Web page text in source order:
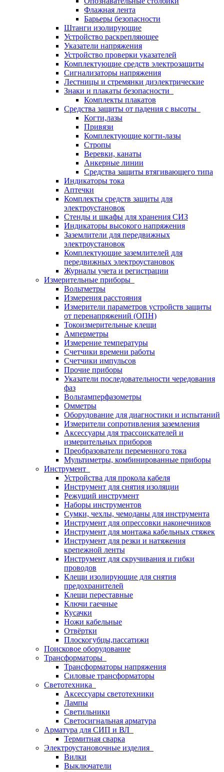
Флажная лента
Барьеры безопасности
Штанги изолирующие
Устройство раскрепляющее
Указатели напряжения
Устройство проверки указателей
Комплектующие средств электрозащиты
Сигнализаторы напряжения
Лестницы и стремянки диэлектрические
Знаки и плакаты безопасности
Комплекты плакатов
Средства защиты от падения с высоты
Когти,лазы
Привязи
Комплектующие когти-лазы
Стропы
Веревки, канаты
Анкерные линии
Средства защиты втягивающего типа
Индикаторы тока
Аптечки
Комплекты средств защиты для
электроустановок
Стенды и шкафы для хранения СИЗ
Индикаторы высокого напряжения
Заземлители для передвижных
электроустановок
Комплектующие заземлителей для
передвижных электроустановок
Журналы учета и регистрации
Измерительные приборы
Вольтметры
Измерения расстояния
Измерители параметров устройств защиты
от перенапряжений (ОПН)
Токоизмерительные клещи
Амперметры
Измерение температуры
Счетчики времени работы
Счетчики импульсов
Прочие приборы
Указатели последовательности чередования
фаз
Вольтамперфазометры
Омметры
Оборудование для диагностики и испытаний
Измерители сопротивления заземления
Аксессуары для трассоискателей и
измерительных приборов
Преобразователи переменного тока
Мультиметры, комбинированные приборы
Инструмент
Устройства для прокола кабеля
Инструмент для снятия изоляции
Режущий инструмент
Наборы инструментов
Сумки, чехлы, чемоданы для инструмента
Инструмент для опрессовки наконечников
Инструмент для монтажа кабельных стяжек
Инструмент для резки и натяжения
крепежной ленты
Инструмент для скручивания и гибки
проводов
Клещи изолирующие для снятия
предохранителей
Клещи переставные
Ключи гаечные
Кусачки
Ножи кабельные
Отвёртки
Плоскогубцы,пассатижи
Поисковое оборудование
Трансформаторы
Трансформаторы напряжения
Силовые трансформаторы
Светотехника
Аксессуары светотехники
Лампы
Светильники
Светосигнальная арматура
Арматура для СИП и ВЛ
Термитная сварка
Электроустановочные изделия
Вилки
Выключатели